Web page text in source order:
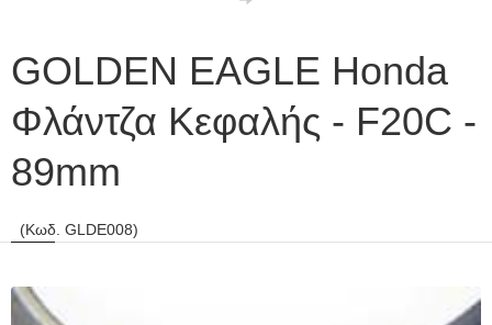
GOLDEN EAGLE Honda
Φλάντζα Κεφαλής - F20C -
89mm
(Κωδ. GLDE008)